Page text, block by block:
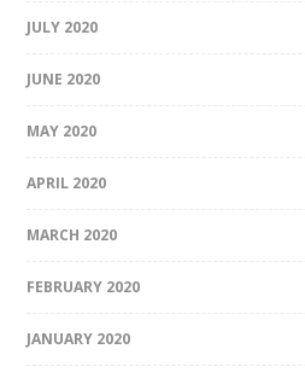
JULY 2020
JUNE 2020
MAY 2020
APRIL 2020
MARCH 2020
FEBRUARY 2020
JANUARY 2020